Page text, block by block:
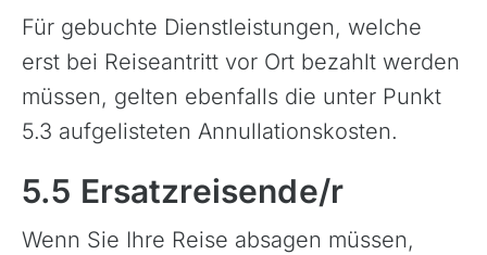
Für gebuchte Dienstleistungen, welche
erst bei Reiseantritt vor Ort bezahlt werden
müssen, gelten ebenfalls die unter Punkt
5.3 aufgelisteten Annullationskosten.
5.5 Ersatzreisende/r
Wenn Sie Ihre Reise absagen müssen,